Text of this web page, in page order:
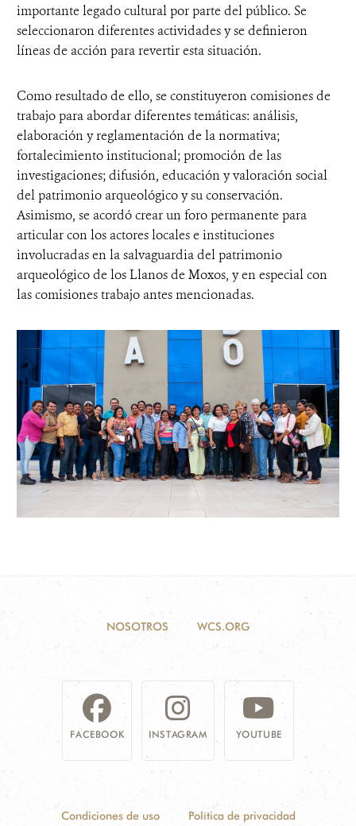
importante legado cultural por parte del público. Se
seleccionaron diferentes actividades y se definieron
líneas de acción para revertir esta situación.
Como resultado de ello, se constituyeron comisiones de
trabajo para abordar diferentes temáticas: análisis,
elaboración y reglamentación de la normativa;
fortalecimiento institucional; promoción de las
investigaciones; difusión, educación y valoración social
del patrimonio arqueológico y su conservación.
Asimismo, se acordó crear un foro permanente para
articular con los actores locales e instituciones
involucradas en la salvaguardia del patrimonio
arqueológico de los Llanos de Moxos, y en especial con
las comisiones trabajo antes mencionadas.
NOSOTROS WCS.ORG
FACEBOOK INSTAGRAM YOUTUBE
Condiciones de uso Política de privacidad